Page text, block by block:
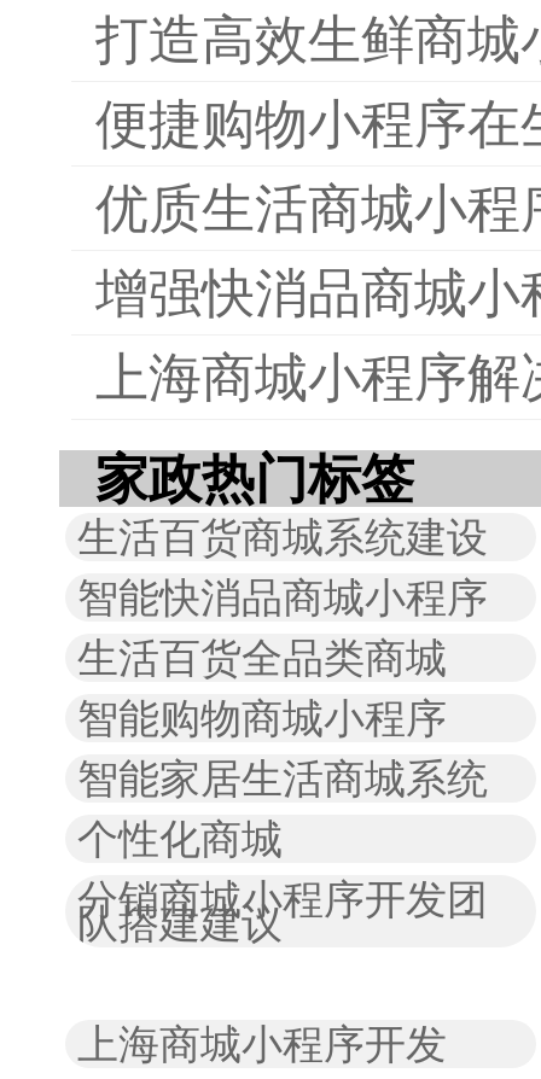
打造高效生鲜商城
便捷购物小程序
优质生活商城小程
增强快消品商城
上海商城小程序
家政热门标签
生活百货商城系统建设
智能快消品商城小程序
生活百货全品类商城
智能购物商城小程序
智能家居生活商城系统
个性化商城
分销商城小程序开发团
队搭建建议
上海商城小程序开发